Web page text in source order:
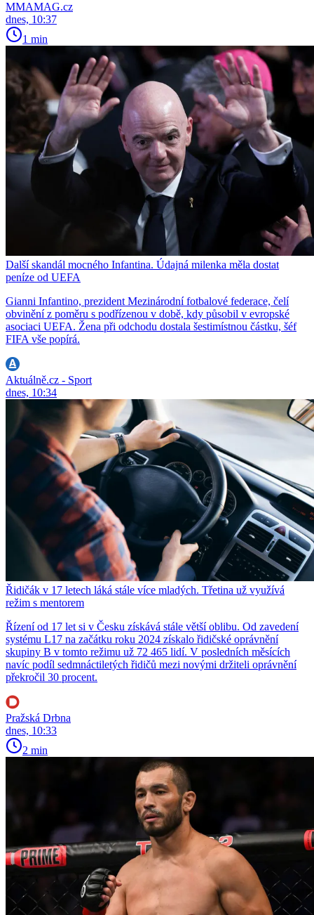
MMAMAG.cz
dnes, 10:37
1 min
Další skandál mocného Infantina. Údajná milenka měla dostat
peníze od UEFA
Gianni Infantino, prezident Mezinárodní fotbalové federace, čelí
obvinění z poměru s podřízenou v době, kdy působil v evropské
asociaci UEFA. Žena při odchodu dostala šestimístnou částku, šéf
FIFA vše popírá.
Aktuálně.cz - Sport
dnes, 10:34
Řidičák v 17 letech láká stále více mladých. Třetina už využívá
režim s mentorem
Řízení od 17 let si v Česku získává stále větší oblibu. Od zavedení
systému L17 na začátku roku 2024 získalo řidičské oprávnění
skupiny B v tomto režimu už 72 465 lidí. V posledních měsících
navíc podíl sedmnáctiletých řidičů mezi novými držiteli oprávnění
překročil 30 procent.
Pražská Drbna
dnes, 10:33
2 min